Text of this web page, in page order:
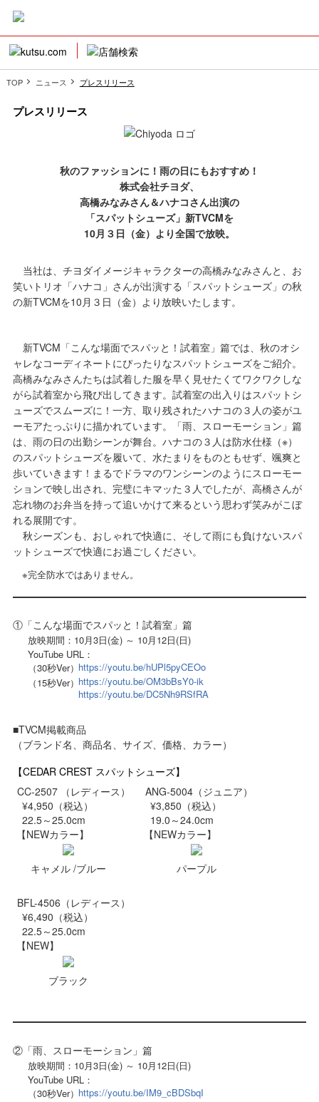
TOP ニュース プレスリリース
プレスリリース
秋のファッションに！雨の日にもおすすめ！
株式会社チヨダ、
高橋みなみさん＆ハナコさん出演の
「スパットシューズ」新TVCMを
10月３日（金）より全国で放映。
当社は、チヨダイメージキャラクターの高橋みなみさんと、お
笑いトリオ「ハナコ」さんが出演する「スパットシューズ」の秋
の新TVCMを10月３日（金）より放映いたします。
新TVCM「こんな場面でスパッと！試着室」篇では、秋のオシ
ャレなコーディネートにぴったりなスパットシューズをご紹介。
高橋みなみさんたちは試着した服を早く見せたくてワクワクしな
がら試着室から飛び出してきます。試着室の出入りはスパットシ
ューズでスムーズに！一方、取り残されたハナコの３人の姿がユ
ーモアたっぷりに描かれています。「雨、スローモーション」篇
は、雨の日の出勤シーンが舞台。ハナコの３人は防水仕様（※）
のスパットシューズを履いて、水たまりをものともせず、颯爽と
歩いていきます！まるでドラマのワンシーンのようにスローモー
ションで映し出され、完璧にキマッた３人でしたが、高橋さんが
忘れ物のお弁当を持って追いかけて来るという思わず笑みがこぼ
れる展開です。
秋シーズンも、おしゃれで快適に、そして雨にも負けないスパ
ットシューズで快適にお過ごしください。
※完全防水ではありません。
①「こんな場面でスパッと！試着室」篇
放映期間：10月3日(金) ～ 10月12日(日)
YouTube URL：
（30秒Ver） https://youtu.be/hUPl5pyCEOo
（15秒Ver） https://youtu.be/OM3bBsY0-ik
https://youtu.be/DC5Nh9RSfRA
■TVCM掲載商品
（ブランド名、商品名、サイズ、価格、カラー）
【CEDAR CREST スパットシューズ】
CC-2507 （レディース）
¥4,950（税込）
22.5～25.0cm
【NEWカラー】
キャメル /ブルー
ANG-5004（ジュニア）
¥3,850（税込）
19.0～24.0cm
【NEWカラー】
パープル
BFL-4506（レディース）
¥6,490（税込）
22.5～25.0cm
【NEW】
ブラック
②「雨、スローモーション」篇
放映期間：10月3日(金) ～ 10月12日(日)
YouTube URL：
（30秒Ver） https://youtu.be/IM9_cBDSbqI